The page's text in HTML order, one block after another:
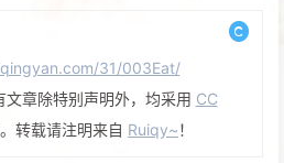
31/003Eat/
文章除特别声明外，均采用 CC
转载请注明来自 Ruiqy~！